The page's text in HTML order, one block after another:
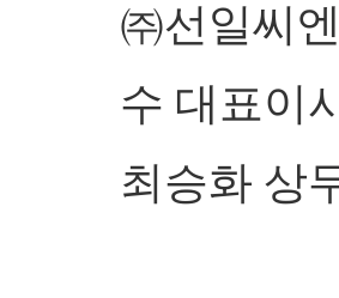
㈜선일씨
수 대표이
최승화 상